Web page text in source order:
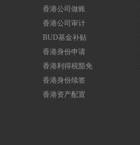
香港公司做账
香港公司审计
BUD基金补贴
香港身份申请
香港利得税豁免
香港身份续签
香港资产配置